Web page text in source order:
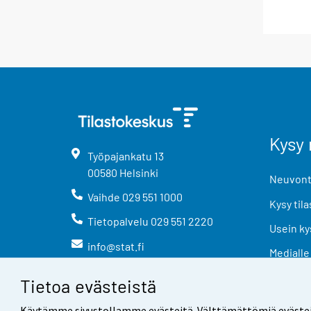
Tietoa evästeistä
Työpajankatu 13
00580 Helsinki
Vaihde 029 551 1000
Tietopalvelu 029 551 2220
info@stat.fi
Kysy
Usein
Medialle